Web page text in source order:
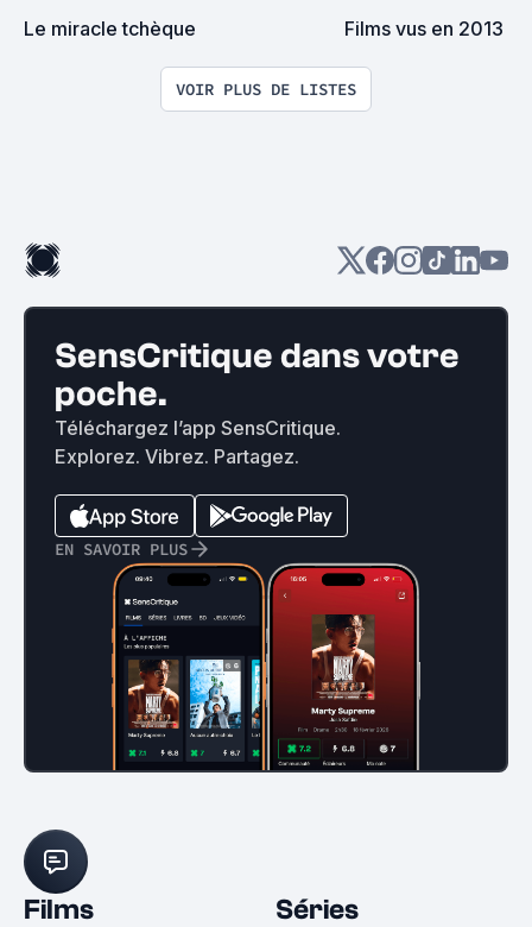
Le miracle tchèque Films vus en 2013
VOIR PLUS DE LISTES
SensCritique dans votre
poche.
Téléchargez l’app SensCritique.
Explorez. Vibrez. Partagez.
EN SAVOIR PLUS
Films Séries